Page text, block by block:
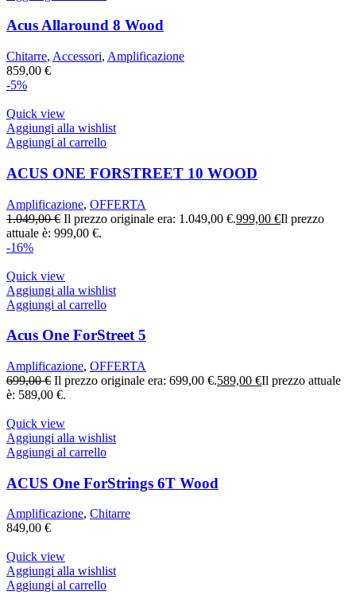
Acus Allaround 8 Wood
Chitarre, Accessori, Amplificazione
859,00 €
-5%
Quick view
Aggiungi alla wishlist
Aggiungi al carrello
ACUS ONE FORSTREET 10 WOOD
Amplificazione, OFFERTA
1.049,00€ Il prezzo originale era: 1.049,00 €.999,00 €Il prezzo
attuale è: 999,00 €.
-16%
Quick view
Aggiungi alla wishlist
Aggiungi al carrello
Acus One ForStreet 5
Amplificazione, OFFERTA
699,00€ Il prezzo originale era: 699,00 €.589,00 €Il prezzo attuale
è: 589,00 €.
Quick view
Aggiungi alla wishlist
Aggiungi al carrello
ACUS One ForStrings 6T Wood
Amplificazione, Chitarre
849,00 €
Quick view
Aggiungi alla wishlist
Aggiungi al carrello